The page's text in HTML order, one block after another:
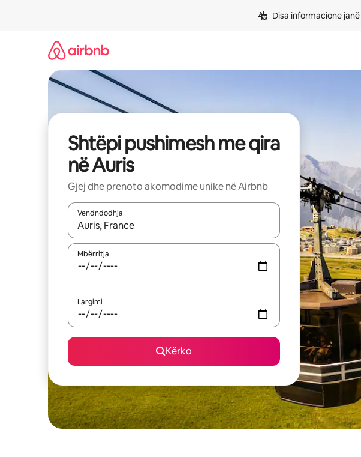
Disa informacione
Shtëpi pushimesh me qira
në Auris
Gjej dhe prenoto akomodime unike në Airbnb
Vendndodhja
Kur rezultatet të jenë të disponueshme, lëviz me butonat e shigjetave
Mbërritja
Largimi
Kërko